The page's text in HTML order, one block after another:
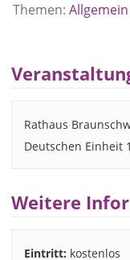
Themen:
Rathaus
Deutschen Einheit 1
Weitere
Eintritt: kostenlos